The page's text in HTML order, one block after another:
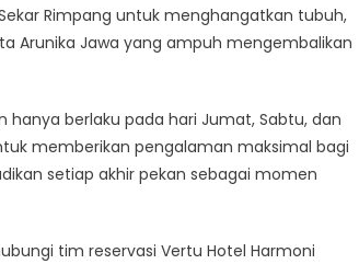
Rimpang untuk menghangatkan tubuh,
Arunika Jawa yang ampuh mengembalikan
hanya berlaku pada hari Jumat, Sabtu, dan
memberikan pengalaman maksimal bagi
setiap akhir pekan sebagai momen
tim reservasi Vertu Hotel Harmoni